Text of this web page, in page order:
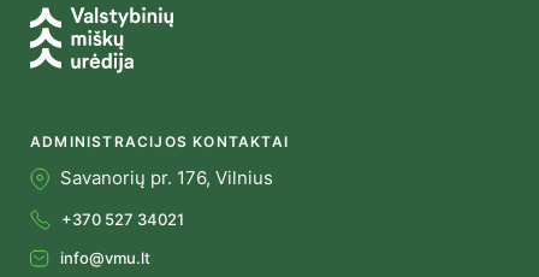
ADMINISTRACIJOS KONTAKTAI
Savanorių pr. 176, Vilnius
+370 527 34021
info@vmu.lt